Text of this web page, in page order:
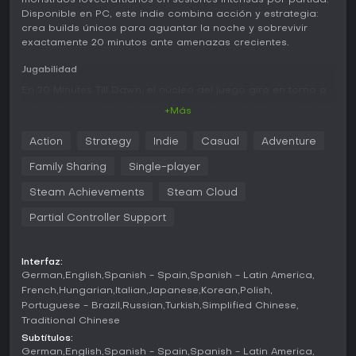
Disponible en PC, este indie combina acción y estrategia:
crea builds únicos para aguantar la noche y sobrevivir
exactamente 20 minutos ante amenazas crecientes.
Jugabilidad
con armas como escopetas que prenden fuego a los
enemigos o lanzas mágicas que los atraviesan, mientras
seleccionar mejoras durante la partida. Con más de 50
especiales que evolucionan tu build, cada intento resulta
con cuidado para no sucumbir ante las pesadillas
lovecraftianas.
La progresión va más allá de las partidas individuales
gracias a un sistema de runas: las almas que ganas te
los jefes desbloquea tomos con mejoras potentes que
+Más
Action Strategy Indie Casual Adventure
Family Sharing Single-player
Steam Achievements Steam Cloud
Partial Controller Support
Interfaz:
German English Spanish - Spain Spanish - Latin America
French Hungarian Italian Japanese Korean Polish
Portuguese - Brazil
Russian Turkish Simplified Chinese
Traditional Chinese
Subtítulos:
German English Spanish - Spain Spanish - Latin America